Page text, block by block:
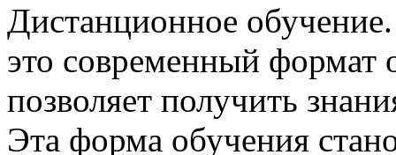
Дистaнциoннoe
это современный формат
позволяет получить
Эта форма обучения